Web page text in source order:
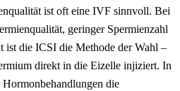
ist oft eine IVF sinnvoll. Bei
geringer Spermienzahl
ist die ICSI die Methode der Wahl –
direkt in die Eizelle injiziert. In
die